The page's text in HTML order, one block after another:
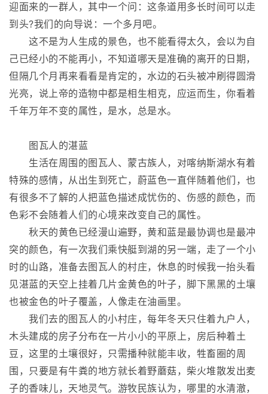
迎面来的一群人，其中一个问：这条道用多长时间可以走
到头?我们的向导说：一个多月吧。
这不是为人生成的景色，也不能看得太久，会以为自
己已经小的不能再小，不知道哪天是准确的离开的日期，
但隔几个月再来看看是肯定的，水边的石头被冲刷得圆滑
光亮，说上帝的造物中都是相生相克，应运而生，你看着
千年万年不变的属性，是水，总是水。
图瓦人的湛蓝
生活在周围的图瓦人、蒙古族人，对喀纳斯湖水有着
特殊的感情，从出生到死亡，蔚蓝色一直伴随着他们，也
有很多不了解的人把蓝色描述成忧伤的、伤感的颜色，而
色彩不会随着人们的心境来改变自己的属性。
秋天的黄色已经漫山遍野，黄和蓝是最协调也是最冲
突的颜色，有一次我们乘快艇到湖的另一端，走了一个小
时的山路，准备去图瓦人的村庄，休息的时候我一抬头看
见湛蓝的天空上挂着几片金黄色的叶子，脚下黑黑的土壤
也被金色的叶子覆盖，人像走在油画里。
我们去的图瓦人的小村庄，每年冬天只住着九户人，
木头建成的房子分布在一片小小的平原上，房后种着土
豆，这里的土壤很好，只需播种就能丰收，牲畜圈的周
围，只要是有牛粪的地方就长着野蘑菇，柴火堆散发出麦
子的香味儿，天地灵气。游牧民族认为，哪里的水清澈，